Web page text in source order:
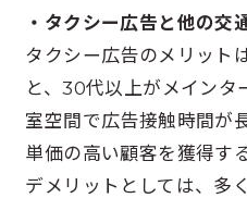
・タクシー広告と他の交
タクシー広告のメリット
と、30代以上がメインタ
室空間で広告接触時間が
単価の高い顧客を獲得す
デメリットとしては、多